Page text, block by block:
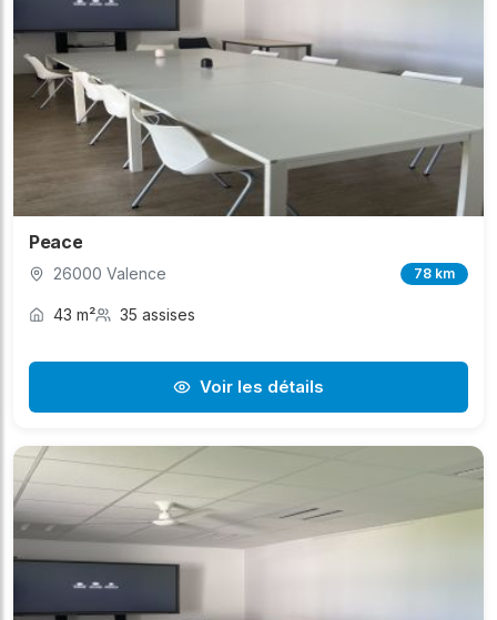
Peace
26000 Valence 78 km
43 m² 35 assises
Voir les détails